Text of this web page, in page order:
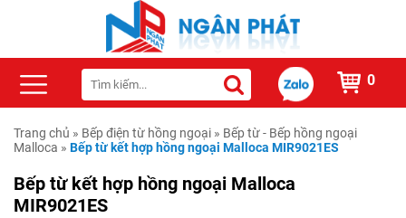
0
Trang chủ » Bếp điện từ hồng ngoại » Bếp từ - Bếp hồng ngoại
Malloca » Bếp từ kết hợp hồng ngoại Malloca MIR9021ES
Bếp từ kết hợp hồng ngoại Malloca
MIR9021ES